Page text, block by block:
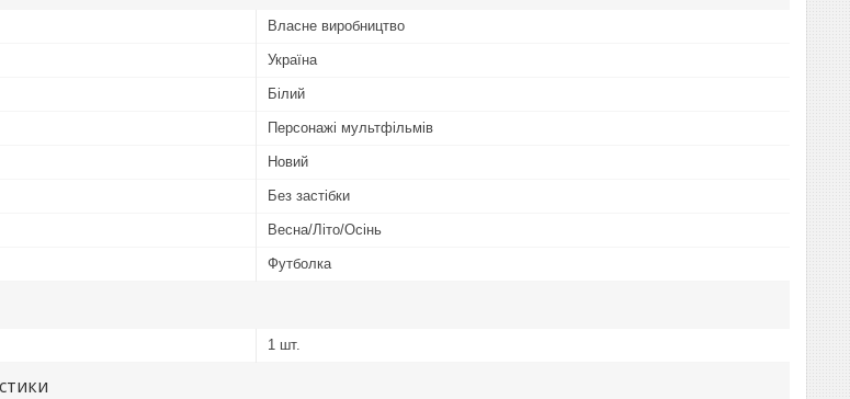
Власне виробництво
Україна
Білий
Персонажі мультфільмів
Новий
Без застібки
Весна/Літо/Осінь
Футболка
1 шт.